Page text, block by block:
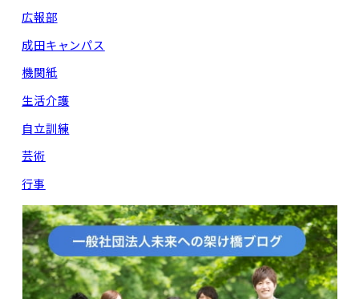
広報部
成田キャンパス
機関紙
生活介護
自立訓練
芸術
行事